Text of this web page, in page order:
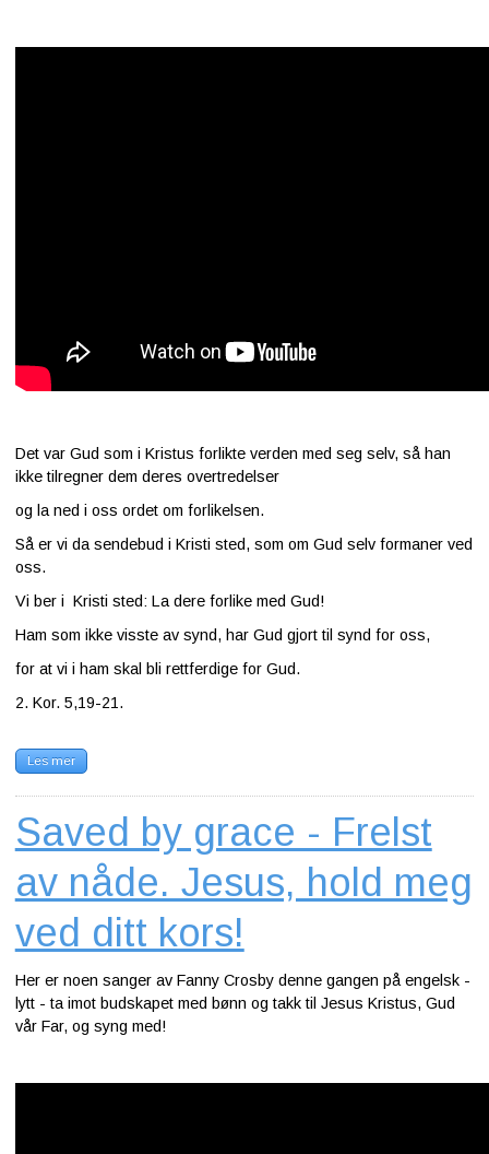
Det var Gud som i Kristus forlikte verden med seg selv, så han
ikke tilregner dem deres overtredelser
og la ned i oss ordet om forlikelsen.
Så er vi da sendebud i Kristi sted, som om Gud selv formaner ved
oss.
Vi ber i Kristi sted: La dere forlike med Gud!
Ham som ikke visste av synd, har Gud gjort til synd for oss,
for at vi i ham skal bli rettferdige for Gud.
2. Kor. 5,19-21.
Les mer
Saved by grace - Frelst
av nåde. Jesus, hold meg
ved ditt kors!
Her er noen sanger av Fanny Crosby denne gangen på engelsk -
lytt - ta imot budskapet med bønn og takk til Jesus Kristus, Gud
vår Far, og syng med!